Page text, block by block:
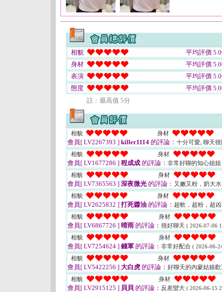
相貌
平均評價
身材
平均評價
表演
平均評價
態度
平均評價
註﹕最高值 5分
相貌 身材
會員[ LV2267393 ] killer1114 的評論： 十分可愛, 聊天
相貌
身材
會員[ LV1677286 ] 程成成 的評論： 非常好聊的知心姐
相貌
身材
會員[ LV7365563 ] 深夜微光 的評論： 又嫩又粉，奶大
相貌
身材
會員[ LV2625832 ] 打死醬油 的評論： 超軟，超粉，超
相貌
身材
會員[ LV6867726 ] 晴雨 的評論： 很好聊天 ( 2026-07-06
相貌 身材
會員[ LV7254624 ] 錢軍 的評論： 非常好配合 ( 2026-06-
相貌 身材
會員[ LV5422256 ] 大白虎 的評論： 好聊天的內蒙姑娘
相貌
身材
會員[ LV2915125 ] 貝貝 的評論： 反差蠻大 ( 2026-06-15